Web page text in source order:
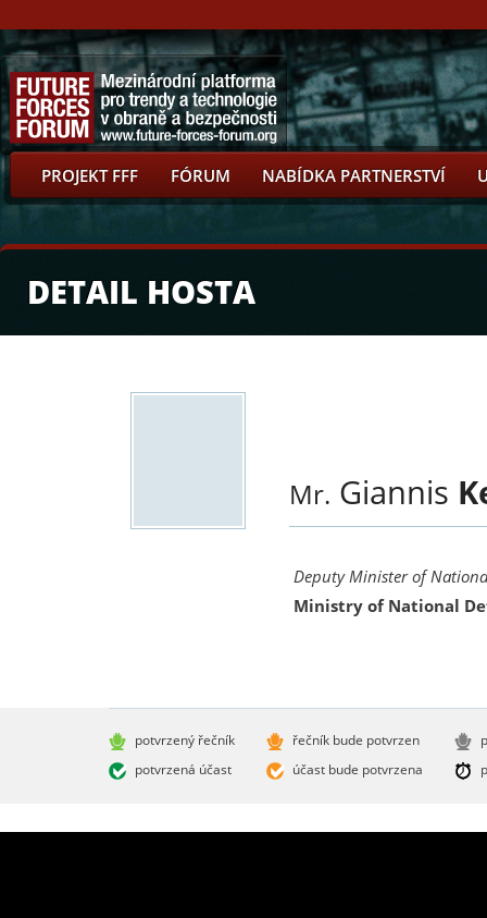
PROJEKT FFF FÓRUM NABÍDKA PARTNERSTVÍ
DETAIL HOSTA
Mr. Giannis
Deputy Minister of
Ministry of National
potvrzený řečník
potvrzená účast
řečník bude potvrzen
účast bude potvrzena